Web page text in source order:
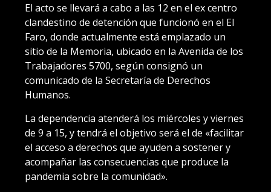
El acto se llevará a cabo a las 12 en el ex centro
clandestino de detención que funcionó en el El
Faro, donde actualmente está emplazado un
sitio de la Memoria, ubicado en la Avenida de los
Trabajadores 5700, según consignó un
comunicado de la Secretaría de Derechos
Humanos.
La dependencia atenderá los miércoles y viernes
de 9 a 15, y tendrá el objetivo será el de «facilitar
el acceso a derechos que ayuden a sostener y
acompañar las consecuencias que produce la
pandemia sobre la comunidad».